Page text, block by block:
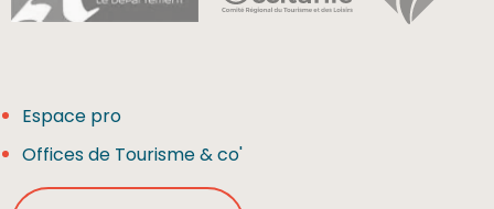
Espace pro
Offices de Tourisme & co'